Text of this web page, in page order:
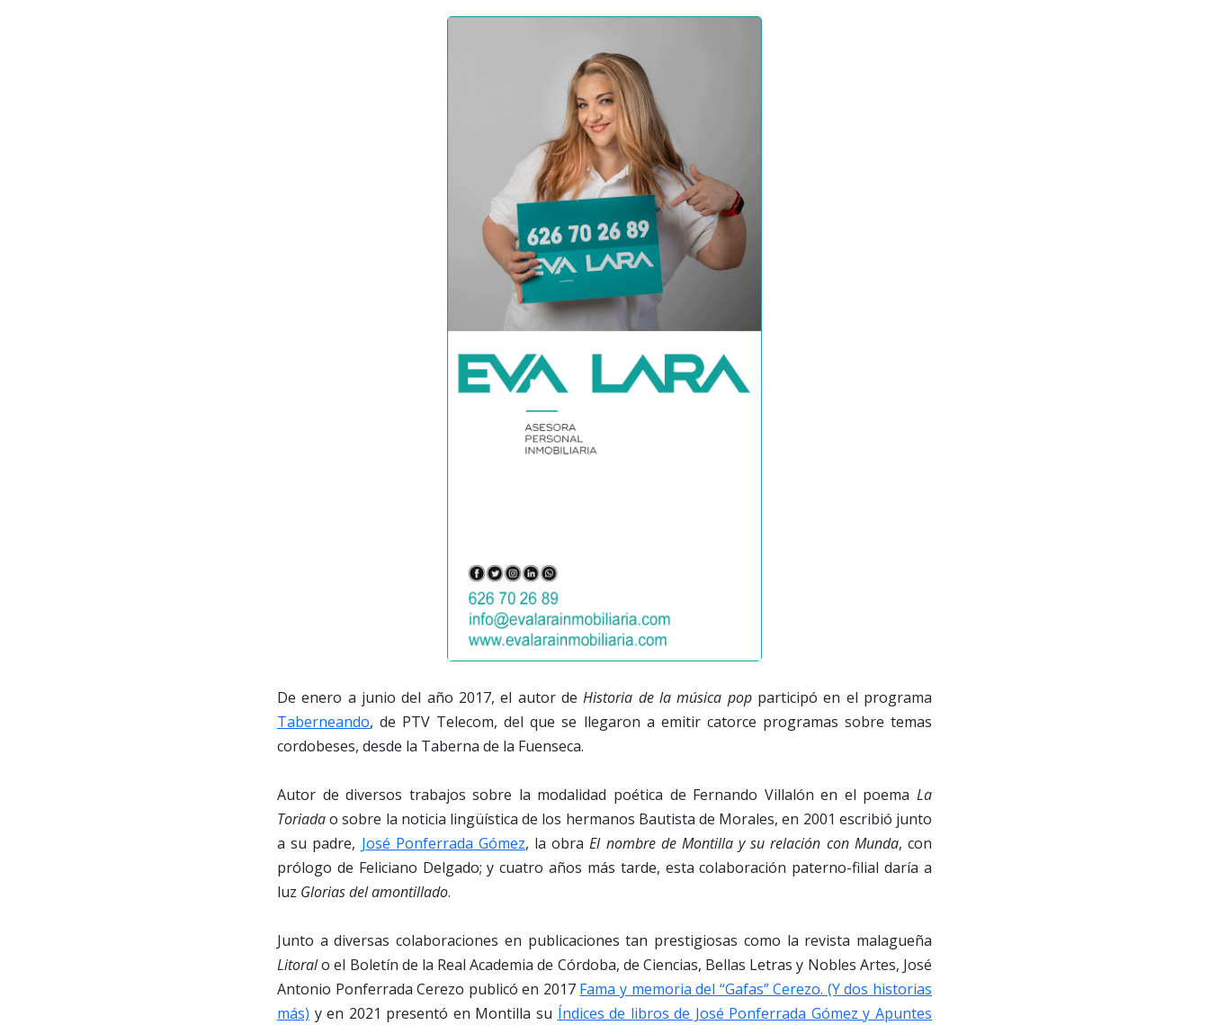
De enero a junio del año 2017, el autor deHistoria de la música popparticipó en el programa
Taberneando, de PTV Telecom, del que se llegaron a emitir catorce programas sobre temas
cordobeses, desde la Taberna de la Fuenseca.
Autor de diversos trabajos sobre la modalidad poética de Fernando Villalón en el poema La
Toriadao sobre la noticia lingüística de los hermanos Bautista de Morales, en 2001 escribió junto
a su padre, José Ponferrada Gómez, la obraEl nombre de Montilla y su relación con Munda, con
prólogo de Feliciano Delgado; y cuatro años más tarde, esta colaboración paterno-filial daría a
luz Glorias del amontillado.
Junto a diversas colaboraciones en publicaciones tan prestigiosas como la revista malagueña
Litoralo el Boletín de la Real Academia de Córdoba, de Ciencias, Bellas Letras y Nobles Artes, José
Antonio Ponferrada Cerezo publicó en 2017 Fama y memoria del “Gafas” Cerezo. (Y dos historias
más) y en 2021 presentó en Montilla su Índices de libros de José Ponferrada Gómez y Apuntes